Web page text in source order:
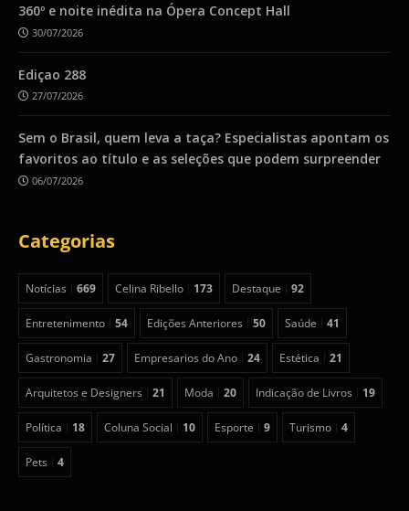
360º e noite inédita na Ópera Concept Hall
30/07/2026
Ediçao 288
27/07/2026
Sem o Brasil, quem leva a taça? Especialistas apontam os
favoritos ao título e as seleções que podem surpreender
06/07/2026
Categorias
Notícias 669 Celina Ribello 173 Destaque 92
Entretenimento 54 Edições Anteriores 50 Saúde 41
Gastronomia 27 Empresarios do Ano 24 Estética 21
Arquitetos e Designers 21 Moda 20 Indicação de Livros 19
Política 18 Coluna Social 10 Esporte 9 Turismo 4
Pets 4